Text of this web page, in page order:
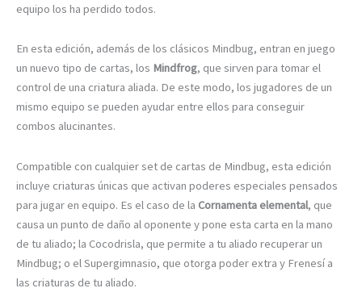
equipo los ha perdido todos.
En esta edición, además de los clásicos Mindbug, entran en juego
un nuevo tipo de cartas, los Mindfrog, que sirven para tomar el
control de una criatura aliada. De este modo, los jugadores de un
mismo equipo se pueden ayudar entre ellos para conseguir
combos alucinantes.
Compatible con cualquier set de cartas de Mindbug, esta edición
incluye criaturas únicas que activan poderes especiales pensados
para jugar en equipo. Es el caso de la Cornamenta elemental, que
causa un punto de daño al oponente y pone esta carta en la mano
de tu aliado; la Cocodrisla, que permite a tu aliado recuperar un
Mindbug; o el Supergimnasio, que otorga poder extra y Frenesí a
las criaturas de tu aliado.